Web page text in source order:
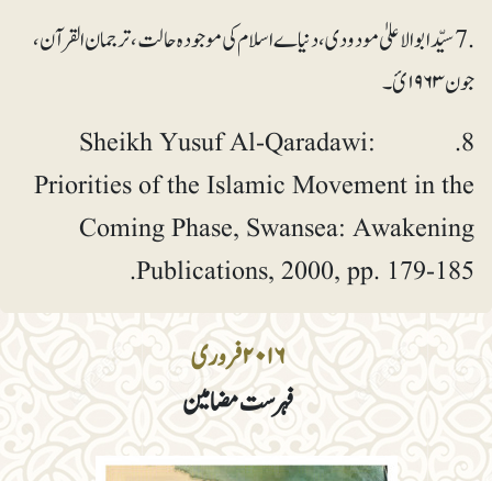
۲۰۱۶ فروری
فہرست مضامین
.7 سیّدابوالاعلیٰ مودودی، دنیاے اسلام کی موجودہ حالت، ترجمان القرآن،
جون ۱۹۶۳ئ۔
8. Sheikh Yusuf Al-Qaradawi:
Priorities of the Islamic Movement in the
Coming Phase, Swansea: Awakening
Publications, 2000, pp. 179-185.